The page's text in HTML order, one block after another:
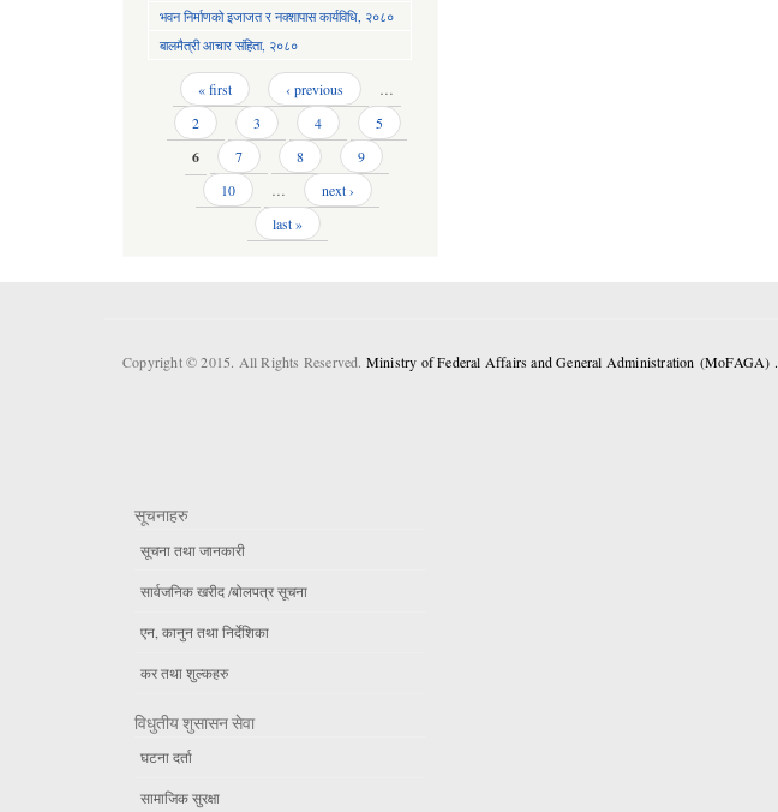
भवन निर्माणको इजाजत र नक्शापास कार्यविधि, २०८०
बालमैत्री आचार संहिता, २०८०
Pages « first ‹ previous
…
2
3 4 5
6 7 8
9
10
…
next ›
last »
Copyright © 2015. All Rights Reserved. Ministry of Federal Affairs and General Administration (MoFAGA) .
सूचनाहरु
सूचना तथा जानकारी
सार्वजनिक खरीद /बोलपत्र सूचना
एन, कानुन तथा निर्देशिका
कर तथा शुल्कहरु
विधुतीय शुसासन सेवा
घटना दर्ता
सामाजिक सुरक्षा